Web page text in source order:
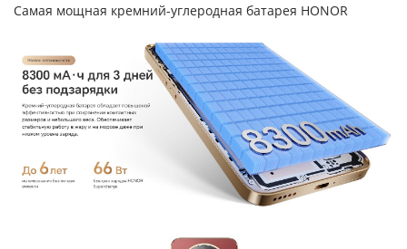
Самая мощная кремний-углеродная батарея HONOR